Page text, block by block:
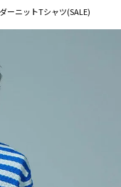
ーニットTシャツ(SALE)